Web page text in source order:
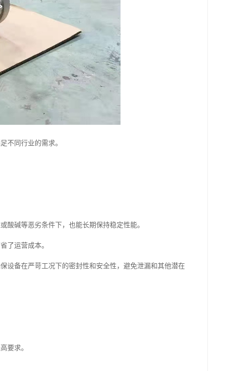
不同行业的需求。
酸碱等恶劣条件下，也能长期保持稳定性能。
了运营成本。
设备在严苛工况下的密封性和安全性，避免泄漏和其他潜在
要求。